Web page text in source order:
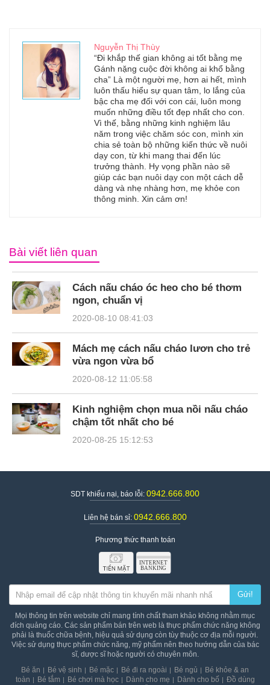
Nguyễn Thị Thùy
“Đi khắp thế gian không ai tốt bằng mẹ
Gánh nặng cuộc đời không ai khổ bằng
cha” Là một người mẹ, hơn ai hết, mình
luôn thấu hiểu sự quan tâm, lo lắng của
bậc cha mẹ đối với con cái, luôn mong
muốn những điều tốt đẹp nhất cho con.
Vì thế, bằng những kinh nghiệm lâu
năm trong việc chăm sóc con, mình xin
chia sẻ toàn bộ những kiến thức về nuôi
dạy con, từ khi mang thai đến lúc
trưởng thành. Hy vọng phần nào sẽ
giúp các bạn nuôi dạy con một cách dễ
dàng và nhẹ nhàng hơn, mẹ khỏe con
thông minh. Xin cảm ơn!
Bài viết liên quan
Cách nấu cháo óc heo cho bé thơm
ngon, chuẩn vị
2020-08-10 08:41:03
Mách mẹ cách nấu cháo lươn cho trẻ
vừa ngon vừa bổ
2020-08-12 11:05:58
Kinh nghiệm chọn mua nồi nấu cháo
chậm tốt nhất cho bé
2020-08-25 15:12:53
SDT khiếu nại, báo lỗi: 0942.666.800
Liên hệ bán sỉ: 0942.666.800
Phương thức thanh toán
Gửi!
Mọi thông tin trên website chỉ mang tính chất tham khảo không nhằm mục
đích quảng cáo. Các sản phẩm bán trên web là thực phẩm chức năng không
phải là thuốc chữa bệnh, hiệu quả sử dụng còn tùy thuộc cơ địa mỗi người.
Việc sử dụng thực phẩm chức năng, mỹ phẩm nên theo hướng dẫn của bác
sĩ, dược sĩ hoặc người có chuyên môn.
Bé ăn
Bé vệ sinh Bé mặc Bé đi ra ngoài Bé ngủ
Bé khỏe & an
toàn
Bé tắm Bé chơi mà học Dành cho mẹ Dành cho bố Đồ dùng